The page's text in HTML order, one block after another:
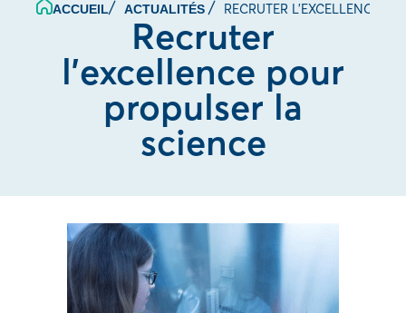
ACCUEIL ACTUALITÉS RECRUTER L’EXCELLENCE
Recruter
l’excellence pour
propulser la
science